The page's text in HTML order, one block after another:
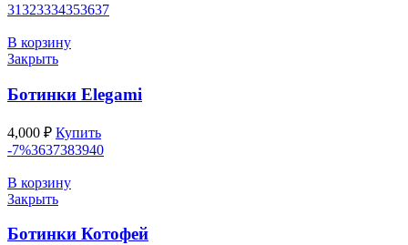
31323334353637
В корзину
Закрыть
Ботинки Elegami
4,000 ₽ Купить
-7%3637383940
В корзину
Закрыть
Ботинки Котофей